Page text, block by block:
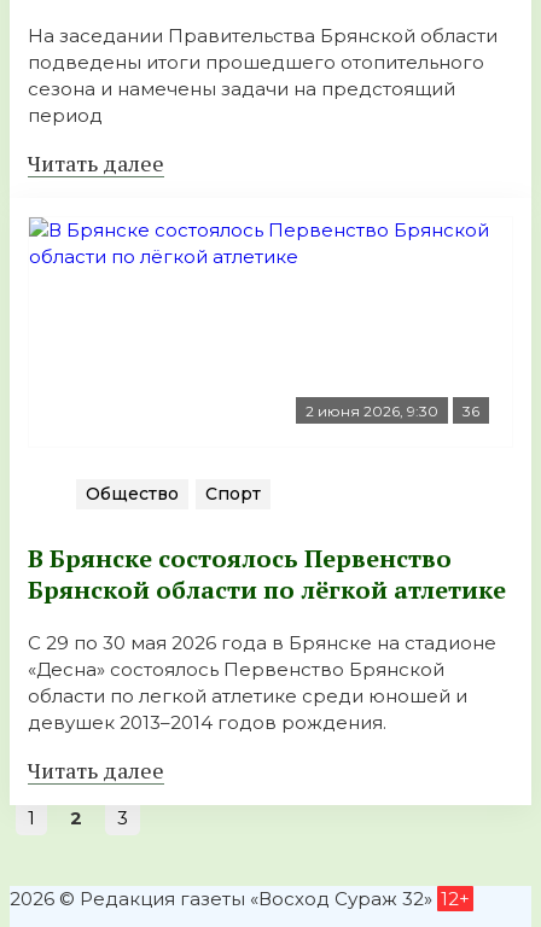
На заседании Правительства Брянской области
подведены итоги прошедшего отопительного
сезона и намечены задачи на предстоящий
период
Читать далее
2 июня 2026, 9:30 36
Общество Спорт
В Брянске состоялось Первенство
Брянской области по лёгкой атлетике
С 29 по 30 мая 2026 года в Брянске на стадионе
«Десна» состоялось Первенство Брянской
области по легкой атлетике среди юношей и
девушек 2013–2014 годов рождения.
Читать далее
1 2 3
2026 © Редакция газеты «Восход Сураж 32» 12+